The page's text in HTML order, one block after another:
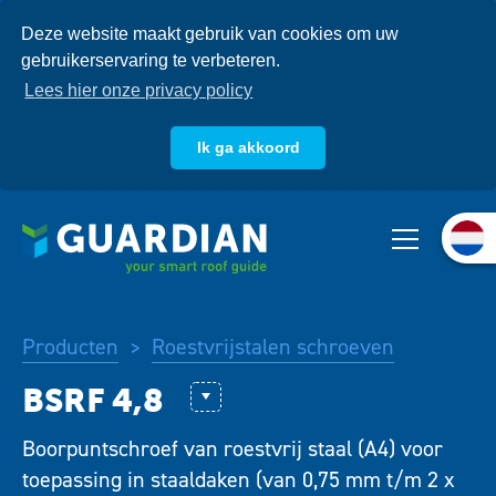
Deze website maakt gebruik van cookies om uw
gebruikerservaring te verbeteren.
Lees hier onze privacy policy
Ik ga akkoord
naar
Producten
Systemen
Producten > Roestvrijstalen schroeven
CS-S 6,1 RVS A2
DBT-S 4,8-A
Boorpuntschroef van roestvrij staal (A4) voor
toepassing in staaldaken (van 0,75 mm t/m 2 x